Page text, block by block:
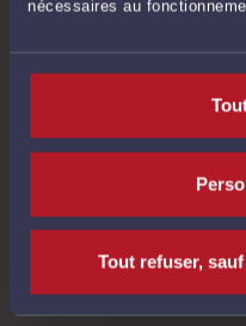
nécessaires au
Tout refuser,
TRAVAIL EFFECTIF : LES
RAREMENT NEUTRES
travail, est du travail effectif le
disposition de l’employeur se